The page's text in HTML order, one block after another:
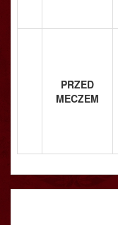
PRZED
MECZEM